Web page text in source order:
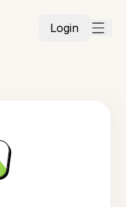
Login